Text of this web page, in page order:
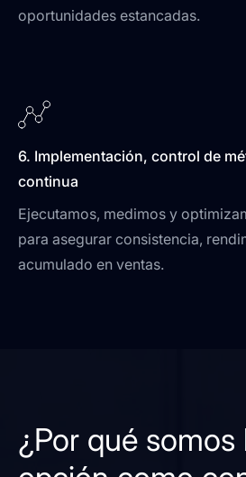
oportunidades estancadas.
6. Implementación, control de
continua
Ejecutamos, medimos y
para asegurar consistencia,
acumulado en ventas.
¿Por qué somos